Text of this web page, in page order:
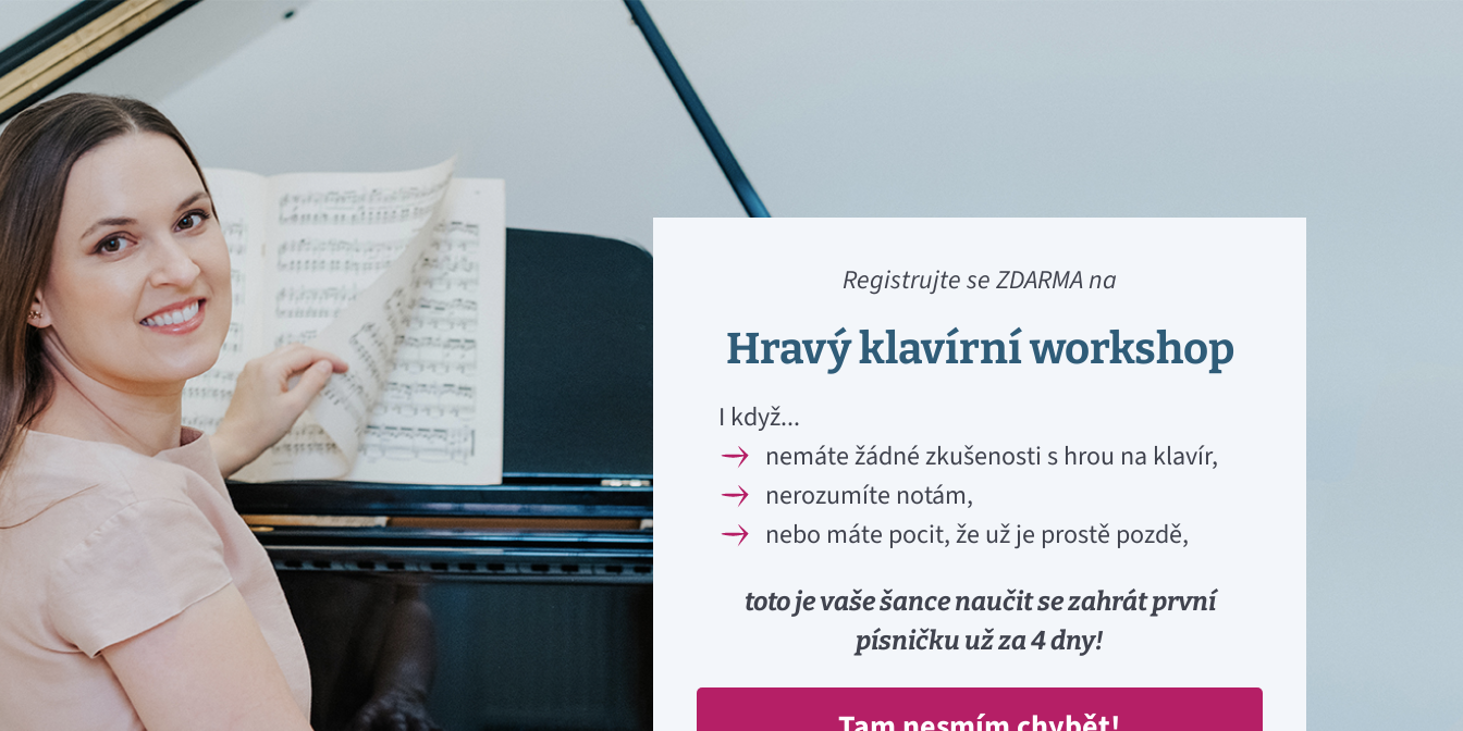
Registrujte se ZDARMA na
Hravý klavírní workshop
I když...
nemáte žádné zkušenosti s hrou na klavír,
nerozumíte notám,
nebo máte pocit, že už je prostě pozdě,
toto je vaše šance naučit se zahrát první
písničku už za 4 dny!